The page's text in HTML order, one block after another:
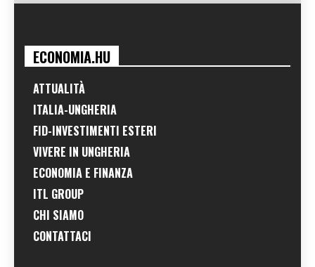
ECONOMIA.HU
ATTUALITÀ
ITALIA-UNGHERIA
FID-INVESTIMENTI ESTERI
VIVERE IN UNGHERIA
ECONOMIA E FINANZA
ITL GROUP
CHI SIAMO
CONTATTACI